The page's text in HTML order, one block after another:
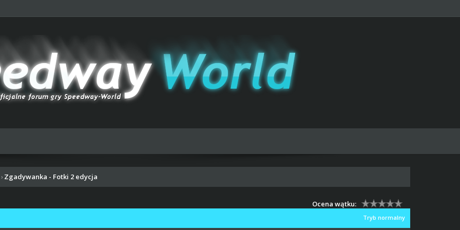
› Zgadywanka - Fotki 2 edycja
Ocena wątku:
Tryb normalny